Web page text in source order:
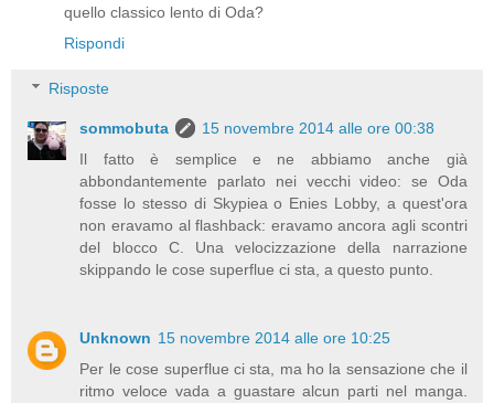
quello classico lento di Oda?
Rispondi
Risposte
sommobuta
15 novembre 2014 alle ore 00:38
Il fatto è semplice e ne abbiamo anche già
abbondantemente parlato nei vecchi video: se Oda
fosse lo stesso di Skypiea o Enies Lobby, a quest'ora
non eravamo al flashback: eravamo ancora agli scontri
del blocco C. Una velocizzazione della narrazione
skippando le cose superflue ci sta, a questo punto.
Unknown 15 novembre 2014 alle ore 10:25
Per le cose superflue ci sta, ma ho la sensazione che il
ritmo veloce vada a guastare alcun parti nel manga.